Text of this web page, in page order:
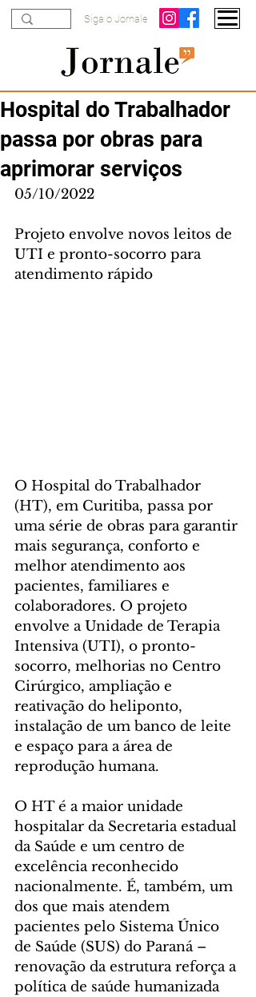
Siga o Jornale
Hospital do Trabalhador
passa por obras para
aprimorar serviços
05/10/2022
Projeto envolve novos leitos de
UTI e pronto-socorro para
atendimento rápido
O Hospital do Trabalhador
(HT), em Curitiba, passa por
uma série de obras para garantir
mais segurança, conforto e
melhor atendimento aos
pacientes, familiares e
colaboradores. O projeto
envolve a Unidade de Terapia
Intensiva (UTI), o pronto-
socorro, melhorias no Centro
Cirúrgico, ampliação e
reativação do heliponto,
instalação de um banco de leite
e espaço para a área de
reprodução humana.
O HT é a maior unidade
hospitalar da Secretaria estadual
da Saúde e um centro de
excelência reconhecido
nacionalmente. É, também, um
dos que mais atendem
pacientes pelo Sistema Único
de Saúde (SUS) do Paraná –
renovação da estrutura reforça a
política de saúde humanizada